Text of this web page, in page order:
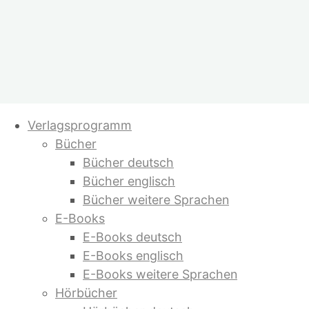
Inhalt
springen
Verlagsprogramm
Bücher
Bücher deutsch
Bücher englisch
Bücher weitere Sprachen
E-Books
E-Books deutsch
E-Books englisch
E-Books weitere Sprachen
Hörbücher